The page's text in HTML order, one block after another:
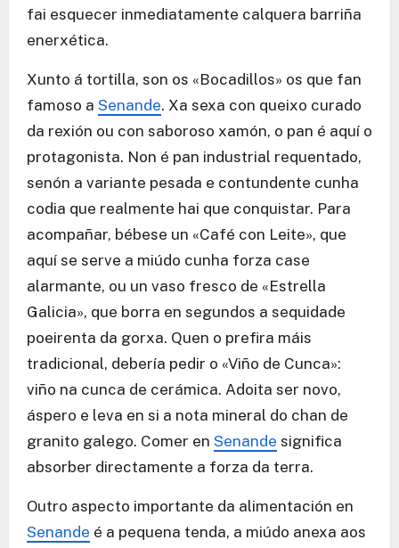
fai esquecer inmediatamente calquera barriña
enerxética.
Xunto á tortilla, son os «Bocadillos» os que fan
famoso a Senande. Xa sexa con queixo curado
da rexión ou con saboroso xamón, o pan é aquí o
protagonista. Non é pan industrial requentado,
senón a variante pesada e contundente cunha
codia que realmente hai que conquistar. Para
acompañar, bébese un «Café con Leite», que
aquí se serve a miúdo cunha forza case
alarmante, ou un vaso fresco de «Estrella
Galicia», que borra en segundos a sequidade
poeirenta da gorxa. Quen o prefira máis
tradicional, debería pedir o «Viño de Cunca»:
viño na cunca de cerámica. Adoita ser novo,
áspero e leva en si a nota mineral do chan de
granito galego. Comer en Senande significa
absorber directamente a forza da terra.
Outro aspecto importante da alimentación en
Senande é a pequena tenda, a miúdo anexa aos